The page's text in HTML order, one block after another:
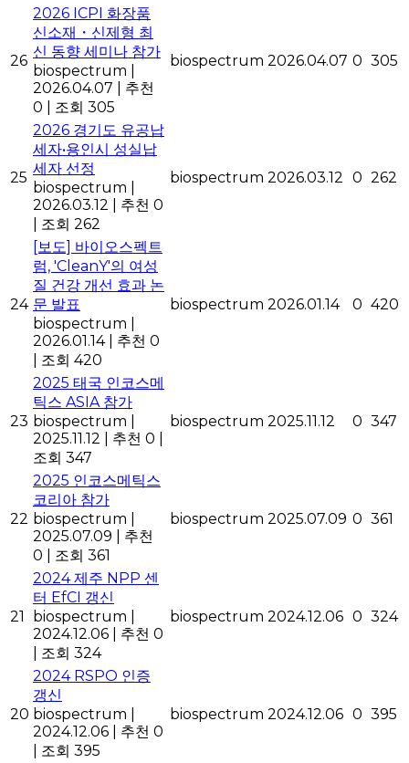
26
2026 ICPI 화장품
신소재・신제형 최
신 동향 세미나 참가
biospectrum
2026.04.07
추천
0
조회 305
biospectrum 2026.04.07 0 305
25
2026 경기도 유공납
세자•용인시 성실납
세자 선정
biospectrum
2026.03.12
추천 0
조회 262
biospectrum 2026.03.12 0 262
24
[보도] 바이오스펙트
럼, 'CleanY'의 여성
질 건강 개선 효과 논
문 발표
biospectrum
2026.01.14
추천 0
조회 420
biospectrum 2026.01.14 0 420
23
2025 태국 인코스메
틱스 ASIA 참가
biospectrum
2025.11.12
추천 0
조회 347
biospectrum 2025.11.12 0 347
22
2025 인코스메틱스
코리아 참가
biospectrum
2025.07.09
추천
0
조회 361
biospectrum 2025.07.09 0 361
21
2024 제주 NPP 센
터 EfCI 갱신
biospectrum
2024.12.06
추천 0
조회 324
biospectrum 2024.12.06 0 324
20
2024 RSPO 인증
갱신
biospectrum
2024.12.06
추천 0
조회 395
biospectrum 2024.12.06 0 395